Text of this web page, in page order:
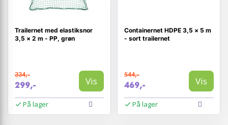
Trailernet med elastiksnor
3,5 × 2 m - PP, grøn
334,-
299,- Vis
På lager
Containernet HDPE 3,5 × 5 m
- sort trailernet
544,-
469,- Vis
På lager